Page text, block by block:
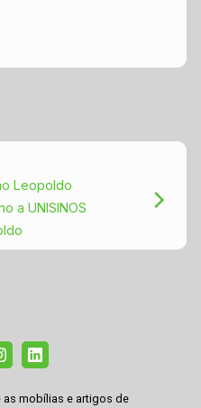
Leopoldo
a UNISINOS
mobílias e artigos de